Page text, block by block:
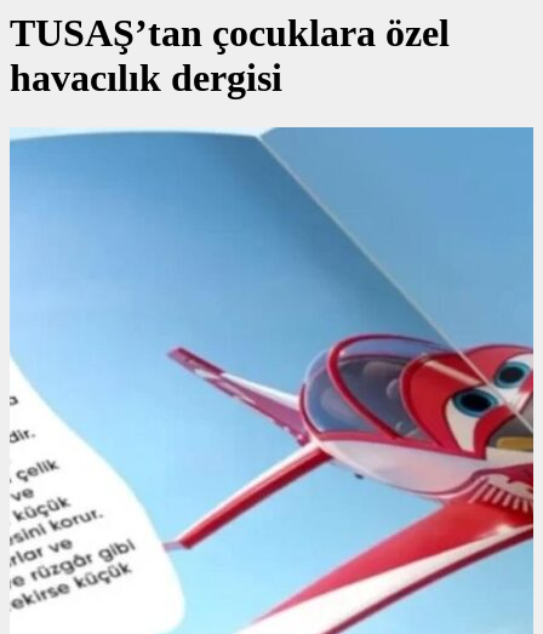
TUSAŞ’tan çocuklara özel
havacılık dergisi